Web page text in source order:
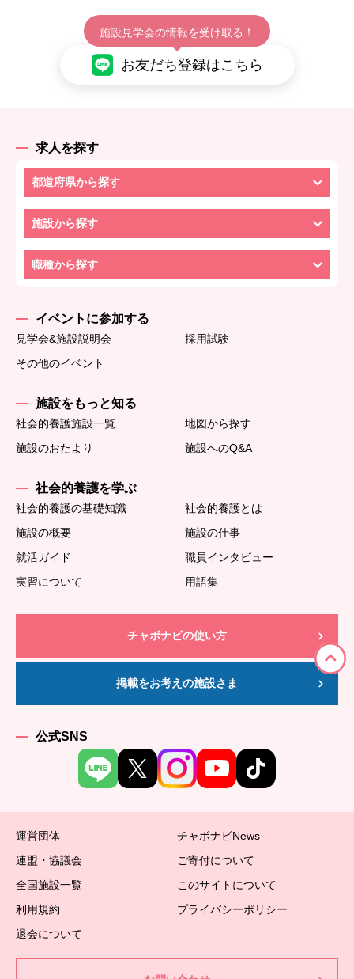
施設見学会の情報を受け取る！
お友だち登録はこちら
求人を探す
都道府県から探す
施設から探す
職種から探す
イベントに参加する
見学会&施設説明会
採用試験
その他のイベント
施設をもっと知る
社会的養護施設一覧
地図から探す
施設のおたより
施設へのQ&A
社会的養護を学ぶ
社会的養護の基礎知識
社会的養護とは
施設の概要
施設の仕事
就活ガイド
職員インタビュー
実習について
用語集
チャボナビの使い方
掲載をお考えの施設さま
公式SNS
運営団体
チャボナビNews
連盟・協議会
ご寄付について
全国施設一覧
このサイトについて
利用規約
プライバシーポリシー
退会について